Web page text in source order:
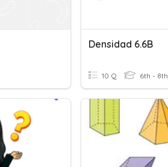
Densidad 6.6B
10 Q 6th - 8th